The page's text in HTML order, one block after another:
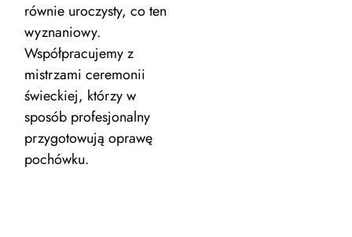
równie uroczysty, co ten
wyznaniowy.
Współpracujemy z
mistrzami ceremonii
świeckiej, którzy w
sposób profesjonalny
przygotowują oprawę
pochówku.